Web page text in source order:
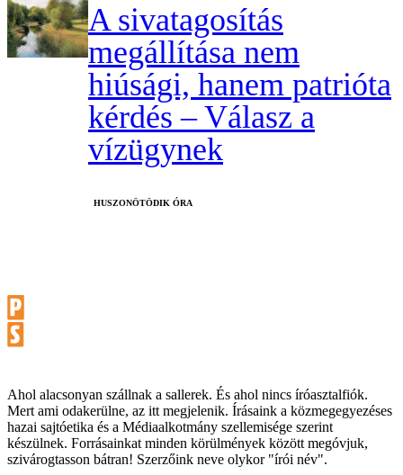
A sivatagosítás
megállítása nem
hiúsági, hanem patrióta
kérdés – Válasz a
vízügynek
HUSZONÖTÖDIK ÓRA
Ahol alacsonyan szállnak a sallerek. És ahol nincs íróasztalfiók.
Mert ami odakerülne, az itt megjelenik. Írásaink a közmegegyezéses
hazai sajtóetika és a Médiaalkotmány szellemisége szerint
készülnek. Forrásainkat minden körülmények között megóvjuk,
szivárogtasson bátran! Szerzőink neve olykor "írói név".